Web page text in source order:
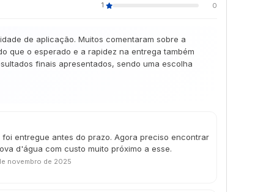
1
0
de aplicação. Muitos comentaram sobre a
que o esperado e a rapidez na entrega também
finais apresentados, sendo uma escolha
foi entregue antes do prazo. Agora preciso encontrar
d'água com custo muito próximo a esse.
novembro de 2025